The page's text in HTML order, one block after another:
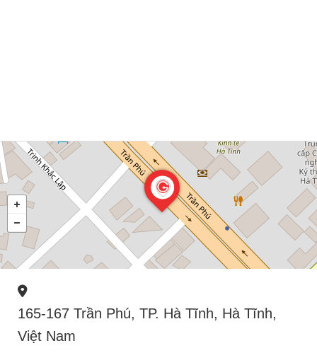
165-167 Trần Phú, TP. Hà Tĩnh, Hà Tĩnh,
Việt Nam